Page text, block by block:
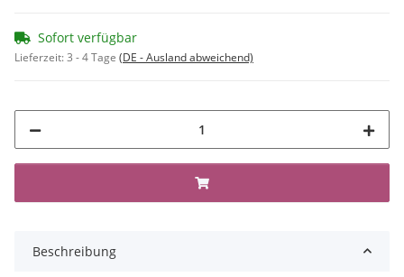
Sofort verfügbar
Lieferzeit:3 - 4 Tage (DE - Ausland abweichend)
Beschreibung